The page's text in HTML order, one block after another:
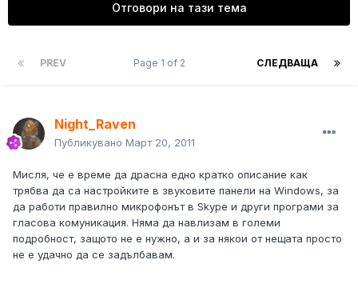
Отговори на тази тема
PREV СЛЕДВАЩА
Page 1 of 2
Night_Raven
Публикувано Март 20, 2011
Мисля, че е време да драсна едно кратко описание как
трябва да са настройките в звуковите панели на Windows, за
да работи правилно микрофонът в Skype и други програми за
гласова комуникация. Няма да навлизам в големи
подробност, защото не е нужно, а и за някои от нещата просто
не е удачно да се задълбавам.